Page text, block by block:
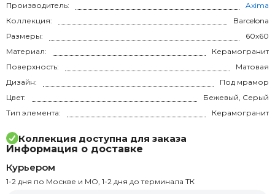
Производитель:
Axima
Коллекция:
Barcelona
Размеры:
60x60
Материал:
Керамогранит
Поверхность:
Матовая
Дизайн:
Под мрамор
Цвет:
Бежевый, Серый
Тип элемента:
Керамогранит
Коллекция доступна для заказа
Информация о доставке
Курьером
1-2 дня по Москве и МО, 1-2 дня до терминала ТК